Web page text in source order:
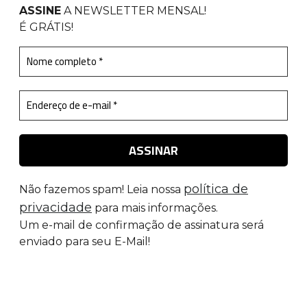
ASSINE A NEWSLETTER MENSAL!
É GRÁTIS!
Não fazemos spam! Leia nossa política de
privacidade para mais informações.
Um e-mail de confirmação de assinatura será
enviado para seu E-Mail!